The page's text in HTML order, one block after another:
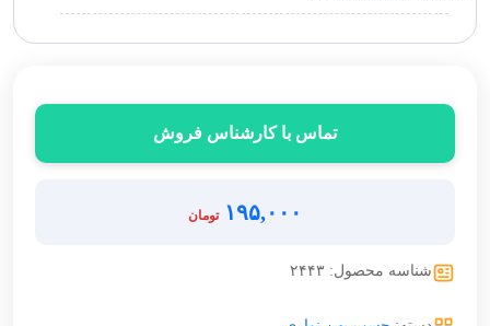
شناسه محصول: ۲۴۴۳
۱۹۵,۰۰۰ تومان
تماس با کارشناس فروش